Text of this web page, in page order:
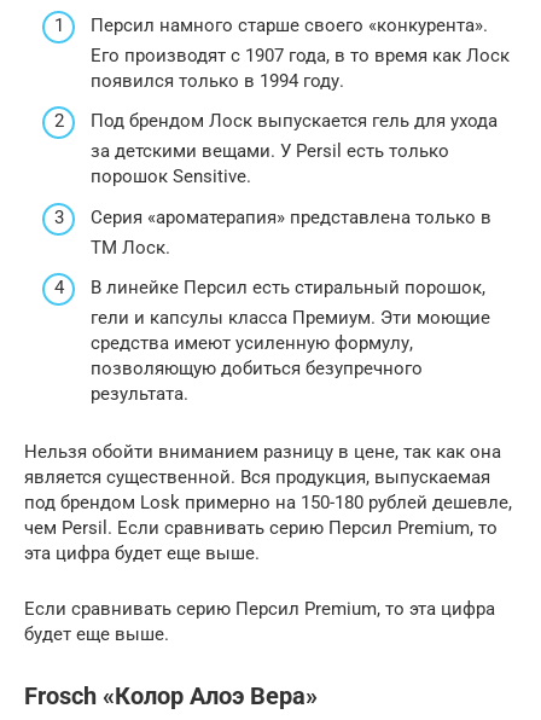
Персил намного старше своего «конкурента».
Его производят с 1907 года, в то время как Лоск
появился только в 1994 году.
Под брендом Лоск выпускается гель для ухода
за детскими вещами. У Persil есть только
порошок Sensitive.
Серия «ароматерапия» представлена только в
ТМ Лоск.
В линейке Персил есть стиральный порошок,
гели и капсулы класса Премиум. Эти моющие
средства имеют усиленную формулу,
позволяющую добиться безупречного
результата.
Нельзя обойти вниманием разницу в цене, так как она
является существенной. Вся продукция, выпускаемая
под брендом Losk примерно на 150-180 рублей дешевле,
чем Persil. Если сравнивать серию Персил Premium, то
эта цифра будет еще выше.
Если сравнивать серию Персил Premium, то эта цифра
будет еще выше.
Frosch «Колор Алоэ Вера»